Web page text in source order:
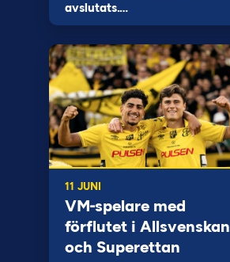
avslutats.…
11 JUNI
VM-spelare med
förflutet i Allsvenskan
och Superettan